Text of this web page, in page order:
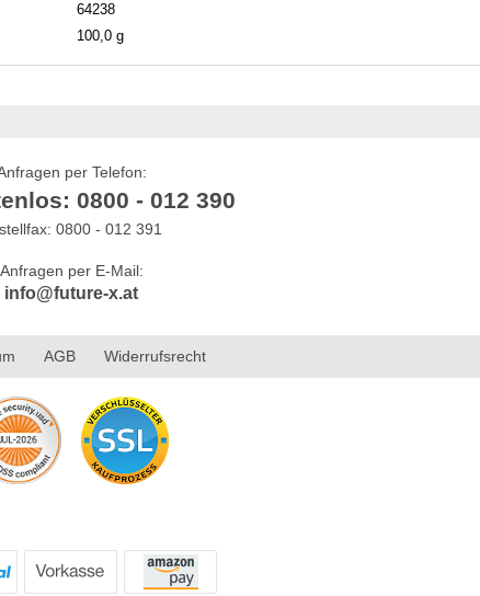
64238
100,0 g
per Telefon:
0800 - 012 390
0800 - 012 391
Anfragen per E-Mail:
info@future-x.at
AGB Widerrufsrecht